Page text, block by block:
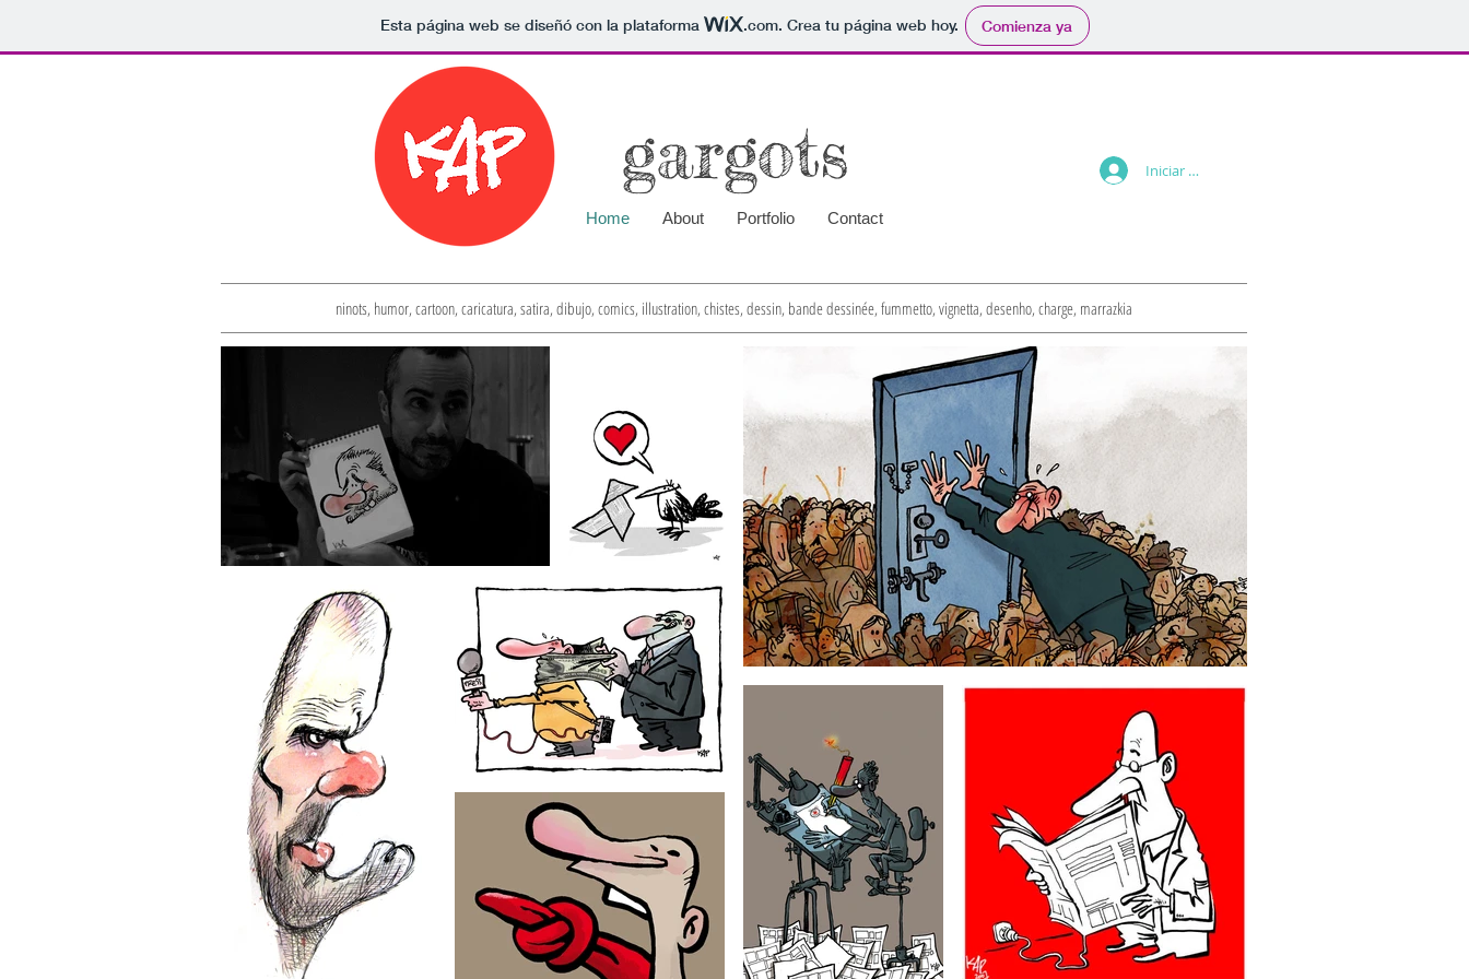
Esta página web se diseñó con la plataforma .com. Crea tu página web hoy. Comienza ya
gargots
Home About Portfolio Contact
Iniciar sesión
ninots, humor, cartoon, caricatura, satira, dibujo, comics, illustration, chistes, dessin, bande dessinée, fummetto, vignetta, desenho, charge, marrazkia